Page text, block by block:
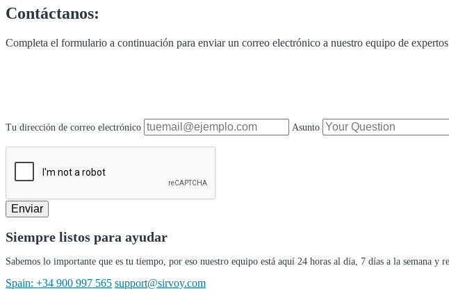
Contáctanos:
Completa el formulario a continuación para enviar un correo electrónico a nuestro equipo de
Tu dirección de correo electrónico Asunto
Enviar
Siempre listos para ayudar
Sabemos lo importante que es tu tiempo, por eso nuestro equipo está aquí 24 horas al día, 7 días a la semana y
Spain: +34 900 997 565 support@sirvoy.com